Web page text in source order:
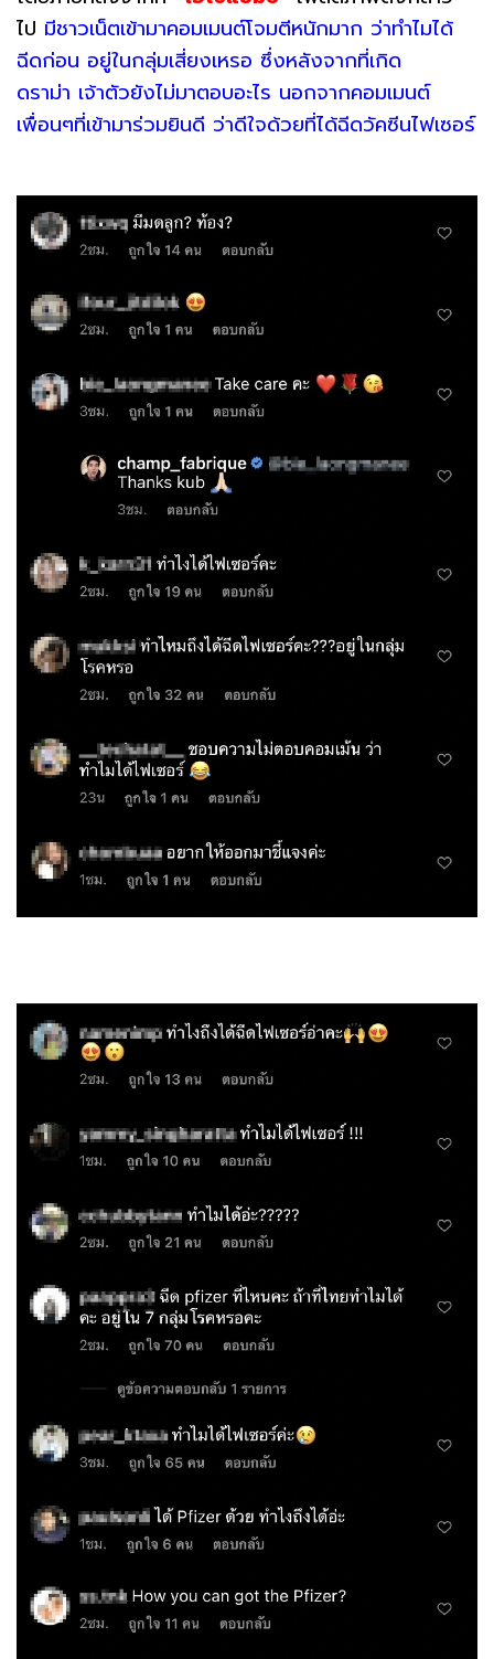
ไป มีชาวเน็ตเข้ามาคอมเมนต์โจมตีหนักมาก ว่าทำไมได้
ฉีดก่อน อยู่ในกลุ่มเสี่ยงเหรอ ซึ่งหลังจากที่เกิด
ดราม่า เจ้าตัวยังไม่มาตอบอะไร นอกจากคอมเมนต์
เพื่อนๆที่เข้ามาร่วมยินดี ว่าดีใจด้วยที่ได้ฉีดวัคซีนไฟเซอร์